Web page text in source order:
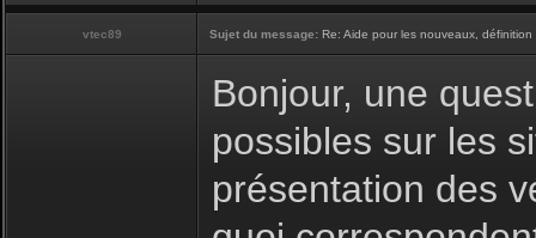
vtec89 Sujet du message: Re: Aide pour les nouveaux,
Bonjour, une
possibles sur les
présentation des